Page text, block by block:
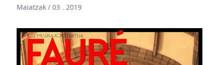
Maiatzak / 03 . 2019